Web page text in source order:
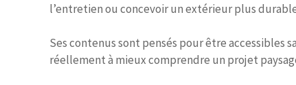
l’entretien ou concevoir un extérieur plus
Ses contenus sont pensés pour être
réellement à mieux comprendre un projet